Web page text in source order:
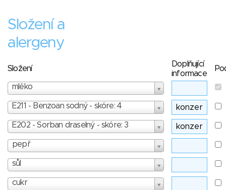
Složení a
alergeny
Složení
Doplňující
informace
mléko
E211 - Benzoan sodný - skóre: 4
E202 - Sorban draselný - skóre: 3
pepř
sůl
cukr